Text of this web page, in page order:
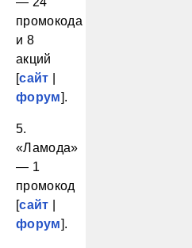
промокода
и 8
акций
[сайт
форум].
5.
«Ламода»
— 1
промокод
[сайт
форум].